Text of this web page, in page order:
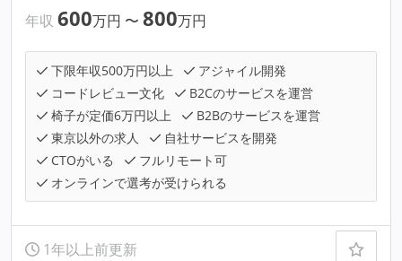
年収 600万円 〜 800万円
下限年収500万円以上
アジャイル開発
コードレビュー文化
B2Cのサービスを運営
椅子が定価6万円以上
B2Bのサービスを運営
東京以外の求人
自社サービスを開発
CTOがいる
フルリモート可
オンラインで選考が受けられる
1年以上前更新